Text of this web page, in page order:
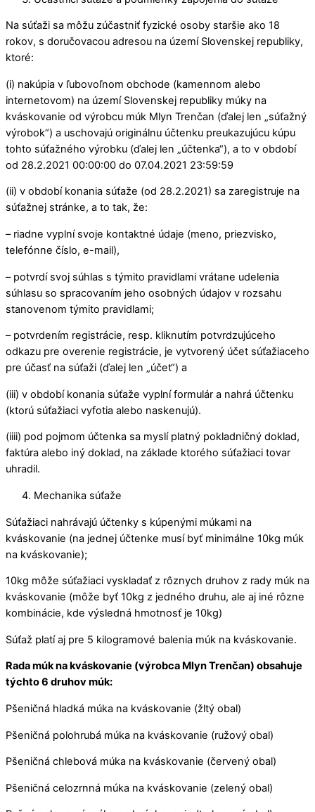
Na súťaži sa môžu zúčastniť fyzické osoby staršie ako 18
rokov, s doručovacou adresou na území Slovenskej republiky,
ktoré:
(i) nakúpia v ľubovoľnom obchode (kamennom alebo
internetovom) na území Slovenskej republiky múky na
kváskovanie od výrobcu múk Mlyn Trenčan (ďalej len „súťažný
výrobok“) a uschovajú originálnu účtenku preukazujúcu kúpu
tohto súťažného výrobku (ďalej len „účtenka“), a to v období
od 28.2.2021 00:00:00 do 07.04.2021 23:59:59
(ii) v období konania súťaže (od 28.2.2021) sa zaregistruje na
súťažnej stránke, a to tak, že:
– riadne vyplní svoje kontaktné údaje (meno, priezvisko,
telefónne číslo, e-mail),
– potvrdí svoj súhlas s týmito pravidlami vrátane udelenia
súhlasu so spracovaním jeho osobných údajov v rozsahu
stanovenom týmito pravidlami;
– potvrdením registrácie, resp. kliknutím potvrdzujúceho
odkazu pre overenie registrácie, je vytvorený účet súťažiaceho
pre účasť na súťaži (ďalej len „účet“) a
(iii) v období konania súťaže vyplní formulár a nahrá účtenku
(ktorú súťažiaci vyfotia alebo naskenujú).
(iiii) pod pojmom účtenka sa myslí platný pokladničný doklad,
faktúra alebo iný doklad, na základe ktorého súťažiaci tovar
uhradil.
Mechanika súťaže
Súťažiaci nahrávajú účtenky s kúpenými múkami na
kváskovanie (na jednej účtenke musí byť minimálne 10kg múk
na kváskovanie);
10kg môže súťažiaci vyskladať z rôznych druhov z rady múk na
kváskovanie (môže byť 10kg z jedného druhu, ale aj iné rôzne
kombinácie, kde výsledná hmotnosť je 10kg)
Súťaž platí aj pre 5 kilogramové balenia múk na kváskovanie.
Rada múk na kváskovanie (výrobca Mlyn Trenčan) obsahuje
týchto 6 druhov múk:
Pšeničná hladká múka na kváskovanie (žltý obal)
Pšeničná polohrubá múka na kváskovanie (ružový obal)
Pšeničná chlebová múka na kváskovanie (červený obal)
Pšeničná celozrnná múka na kváskovanie (zelený obal)